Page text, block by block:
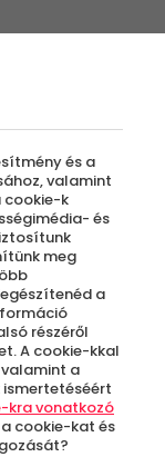
és a
valamint
cookie-k
és
meg
a
részéről
A cookie-kkal
a
kra vonatkozó
cookie-kat és